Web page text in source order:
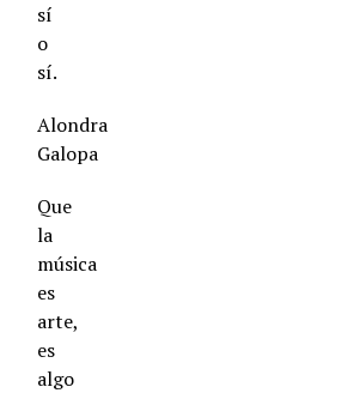
sí
o
sí.
Alondra
Galopa
Que
la
música
es
arte,
es
algo